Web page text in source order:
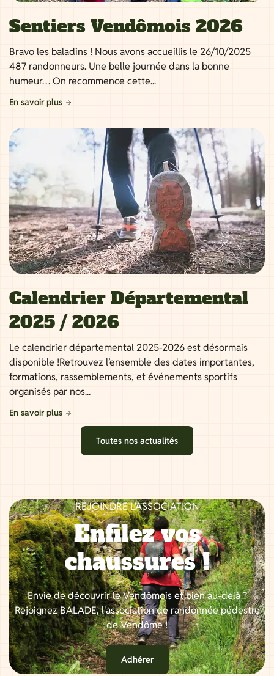
Sentiers Vendômois 2026
Bravo les baladins ! Nous avons accueillis le 26/10/2025
487 randonneurs. Une belle journée dans la bonne
humeur… On recommence cette...
En savoir plus
Calendrier Départemental
2025 / 2026
Le calendrier départemental 2025-2026 est désormais
disponible !Retrouvez l’ensemble des dates importantes,
formations, rassemblements, et événements sportifs
organisés par nos...
En savoir plus
Toutes nos actualités
REJOINDRE L’ASSOCIATION
Enfilez vos
chaussures !
Envie de découvrir le Vendômois et bien au-delà ?
Rejoignez BALADE, l'association de randonnée pédestre
de Vendôme !
Adhérer